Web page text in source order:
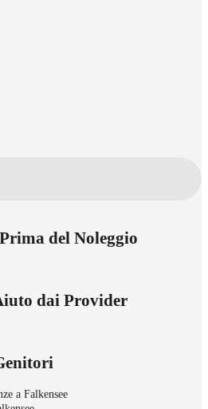
del Noleggio
dai Provider
a Falkensee